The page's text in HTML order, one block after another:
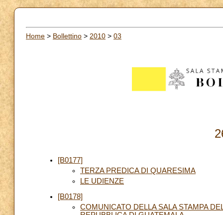
Home > Bollettino > 2010 > 03
[B0177]
TERZA PREDICA DI QUARESIMA
LE UDIENZE
[B0178]
COMUNICATO DELLA SALA STAMPA